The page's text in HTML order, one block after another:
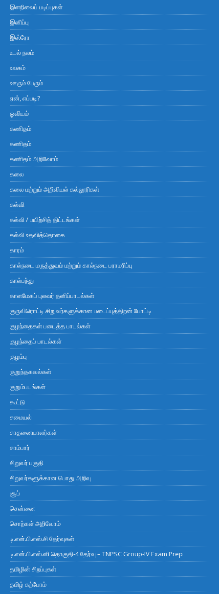
இளநிலைப் படிப்புகள்
இனிப்பு
இஸ்ரோ
உடல் நலம்
உலகம்
ஊரும் பேரும்
ஏன், எப்படி?
ஓவியம்
கணிதம்
கணிதம்
கணிதம் அறிவோம்
கலை
கலை மற்றும் அறிவியல் கல்லூரிகள்
கல்வி
கல்வி / பயிற்சித் திட்டங்கள்
கல்வி உதவித்தொகை
காரம்
கால்நடை மருத்துவம் மற்றும் கால்நடை பராமரிப்பு
கால்பந்து
காளமேகப் புலவர் தனிப்பாடல்கள்
குருவிரொட்டி சிறுவர்களுக்கான படைப்புத்திறன் போட்டி
குழந்தைகள் படைத்த பாடல்கள்
குழந்தைப் பாடல்கள்
குழம்பு
குறுந்தகவல்கள்
குறும்படங்கள்
கூட்டு
சமையல்
சாதனையாளர்கள்
சாம்பார்
சிறுவர் பகுதி
சிறுவர்களுக்கான பொது அறிவு
சூப்
சென்னை
சொற்கள் அறிவோம்
டி.என்.பி.எஸ்.சி தேர்வுகள்
டி.என்.பி.எஸ்.ஸி தொகுதி-4 தேர்வு – TNPSC Group-IV Exam Prep
தமிழின் சிறப்புகள்
தமிழ் கற்போம்